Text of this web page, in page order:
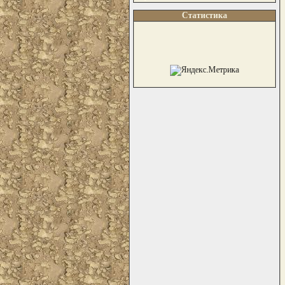
Статистика